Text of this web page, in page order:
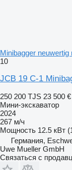
Minibagger neuwertig
10
JCB 19 C-1
250 200 TJS 23 500 €
Мини-экскаватор
2024
267 м/ч
Мощность 12.5 кВт
Германия,
Uwe Mueller GmbH
Связаться с